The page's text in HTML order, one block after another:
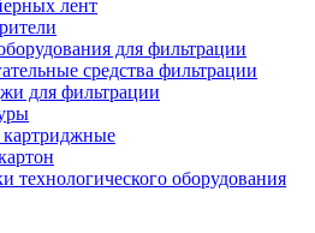
лент
для фильтрации
средства фильтрации
для фильтрации
картриджные
технологического оборудования